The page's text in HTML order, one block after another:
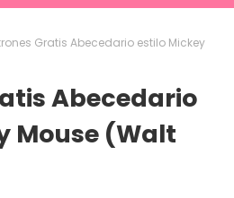
Gratis Abecedario estilo Mickey
Abecedario
Mouse (Walt